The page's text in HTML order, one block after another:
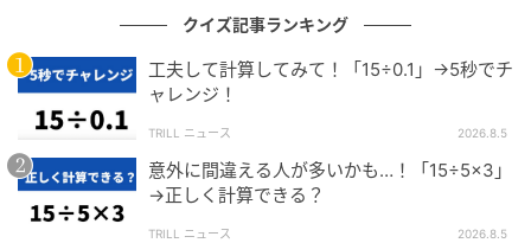
分数a/bは、割り算a÷bに変形できます。よって、
216/(18×6)=216÷(18×6)です。
この変形の過程をはじめから見ていくと、
216÷18÷6=216÷(18×6)になることが理解できるでしょ
う。
クイズ記事ランキング
工夫して計算してみて！「15÷0.1」→5秒でチ
ャレンジ！
TRILL ニュース 2026.8.5
意外に間違える人が多いかも…！「15÷5×3」
→正しく計算できる？
TRILL ニュース 2026.8.5